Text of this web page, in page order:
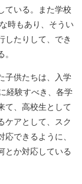
ている。また学校
時もあり、そうい
したりして、でき
子供たちは、入学
経験すべき、各学
て、高校生として
ケアとして、スク
できるように、
とか対応している